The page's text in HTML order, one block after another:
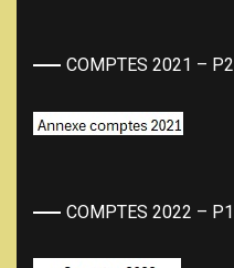
COMPTES 2021 – P2
COMPTES 2022 – P1